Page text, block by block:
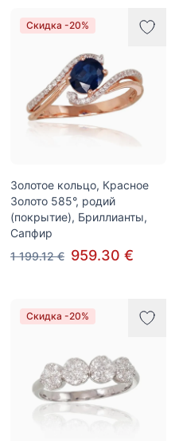
Скидка -20%
Золотое кольцо, Красное
Золото 585°, родий
(покрытие), Бриллианты,
Сапфир
1 199.12 € 959.30 €
Скидка -20%